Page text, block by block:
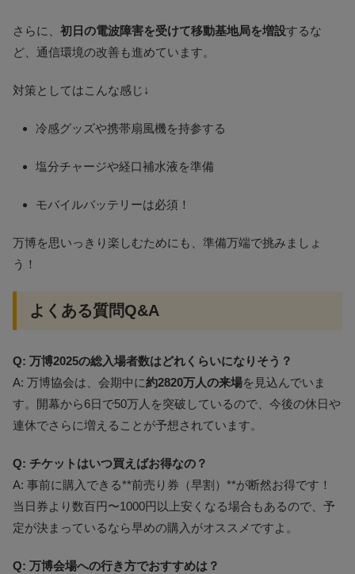
さらに、 初日の電波障害を受けて移動基地局を増設するな
ど、通信環境の改善も進めています​。
対策としてはこんな感じ↓
冷感グッズや携帯扇風機を持参する
塩分チャージや経口補水液を準備
モバイルバッテリーは必須！
万博を思いっきり楽しむためにも、準備万端で挑みましょ
う！
よくある質問Q&A
Q: 万博2025の総入場者数はどれくらいになりそう？
A: 万博協会は、会期中に約2820万人の来場を見込んでいま
す。開幕から6日で50万人を突破しているので、今後の休日や
連休でさらに増えることが予想されています。
Q: チケットはいつ買えばお得なの？
A: 事前に購入できる**前売り券（早割）**が断然お得です！
当日券より数百円〜1000円以上安くなる場合もあるので、予
定が決まっているなら早めの購入がオススメですよ。
Q: 万博会場への行き方でおすすめは？